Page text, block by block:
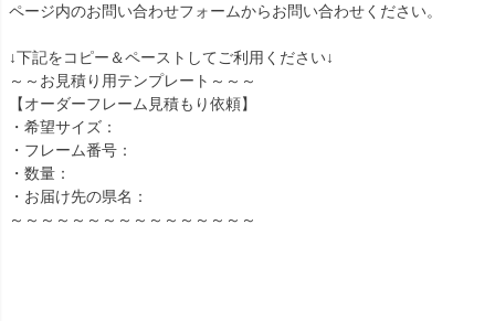
ページ内のお問い合わせフォームからお問い合わせください。
↓下記をコピー＆ペーストしてご利用ください↓
～～お見積り用テンプレート～～～
【オーダーフレーム見積もり依頼】
・希望サイズ：
・フレーム番号：
・数量：
・お届け先の県名：
～～～～～～～～～～～～～～～～